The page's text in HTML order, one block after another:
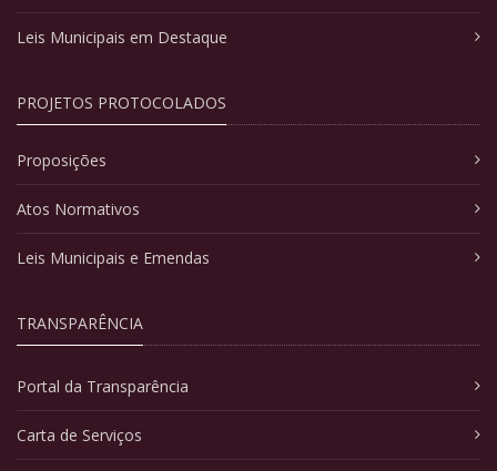
Leis Municipais em Destaque
PROJETOS PROTOCOLADOS
Proposições
Atos Normativos
Leis Municipais e Emendas
TRANSPARÊNCIA
Portal da Transparência
Carta de Serviços